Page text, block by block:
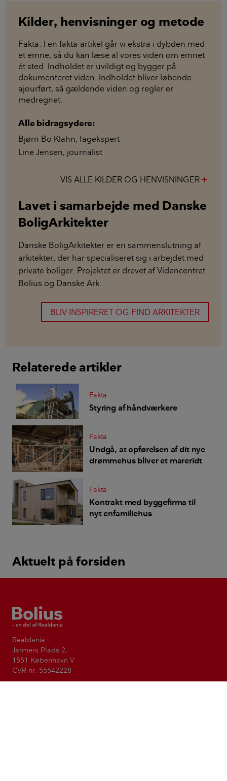
Kilder, henvisninger og metode
Fakta: I en fakta-artikel går vi ekstra i dybden med
et emne, så du kan læse al vores viden om emnet
ét sted. Indholdet er uvildigt og bygger på
dokumenteret viden. Indholdet bliver løbende
ajourført, så gældende viden og regler er
medregnet.
Alle bidragsydere:
Bjørn Bo Klahn, fagekspert
Line Jensen, journalist
VIS ALLE KILDER OG HENVISNINGER
Lavet i samarbejde med Danske
BoligArkitekter
Danske BoligArkitekter er en sammenslutning af
arkitekter, der har specialiseret sig i arbejdet med
private boliger. Projektet er drevet af Videncentret
Bolius og Danske Ark.
BLIV INSPIRERET OG FIND ARKITEKTER
Relaterede artikler
Fakta
Styring af håndværkere
Fakta
Undgå, at opførelsen af dit nye
drømmehus bliver et mareridt
Fakta
Kontrakt med byggefirma til
nyt enfamiliehus
Aktuelt på forsiden
Bolius
Realdania
Jarmers Plads 2,
1551 København V
CVR-nr. 55542228